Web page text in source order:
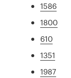
1586
1800
610
1351
1987